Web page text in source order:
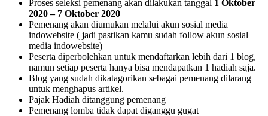
Proses seleksi pemenang akan dilakukan tanggal 1 Oktober
2020 – 7 Oktober 2020
Pemenang akan diumukan melalui akun sosial media
indowebsite ( jadi pastikan kamu sudah follow akun sosial
media indowebsite)
Peserta diperbolehkan untuk mendaftarkan lebih dari 1 blog,
namun setiap peserta hanya bisa mendapatkan 1 hadiah saja.
Blog yang sudah dikatagorikan sebagai pemenang dilarang
untuk menghapus artikel.
Pajak Hadiah ditanggung pemenang
Pemenang lomba tidak dapat diganggu gugat